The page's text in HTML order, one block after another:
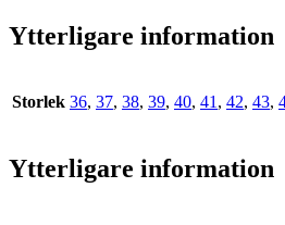
Ytterligare information
Storlek 36, 37, 38, 39, 40, 41, 42, 43,
Ytterligare information